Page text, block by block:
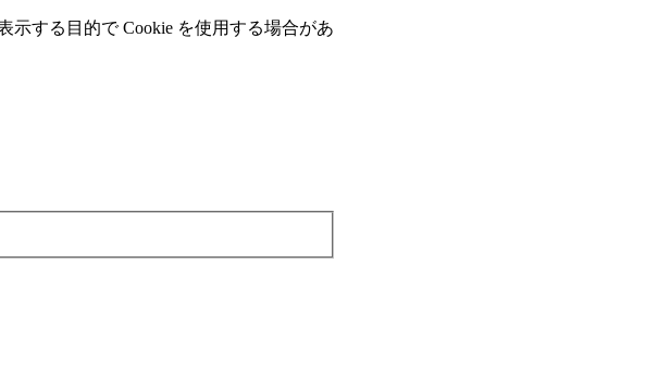
する⽬的で Cookie を使⽤する場合があ